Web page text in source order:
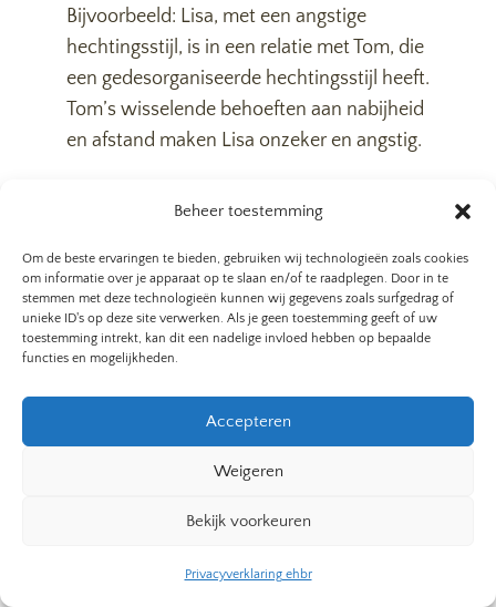
Beheer toestemming
Om de beste ervaringen te bieden, gebruiken wij technologieën zoals cookies
om informatie over je apparaat op te slaan en/of te raadplegen. Door in te
stemmen met deze technologieën kunnen wij gegevens zoals surfgedrag of
unieke ID's op deze site verwerken. Als je geen toestemming geeft of uw
toestemming intrekt, kan dit een nadelige invloed hebben op bepaalde
functies en mogelijkheden.
Accepteren
Weigeren
Bekijk voorkeuren
Privacyverklaring ehbr
Bijvoorbeeld: Lisa, met een angstige
hechtingsstijl, is in een relatie met Tom, die
een gedesorganiseerde hechtingsstijl heeft.
Tom’s wisselende behoeften aan nabijheid
en afstand maken Lisa onzeker en angstig.
Wat is jouw hechtingsstijl?
Het begrijpen van je hechtingsstijl en die
van je partner kan je helpen om inzicht te
krijgen in je relatiepatronen en de
partner. Deze kennis kun je gebruiken om
te werken aan gezondere en meer
vervullende relaties. Het kan ook verklaren
en elkaar vaak uitdagen. Herkenning van
deze patronen is de eerste stap naar